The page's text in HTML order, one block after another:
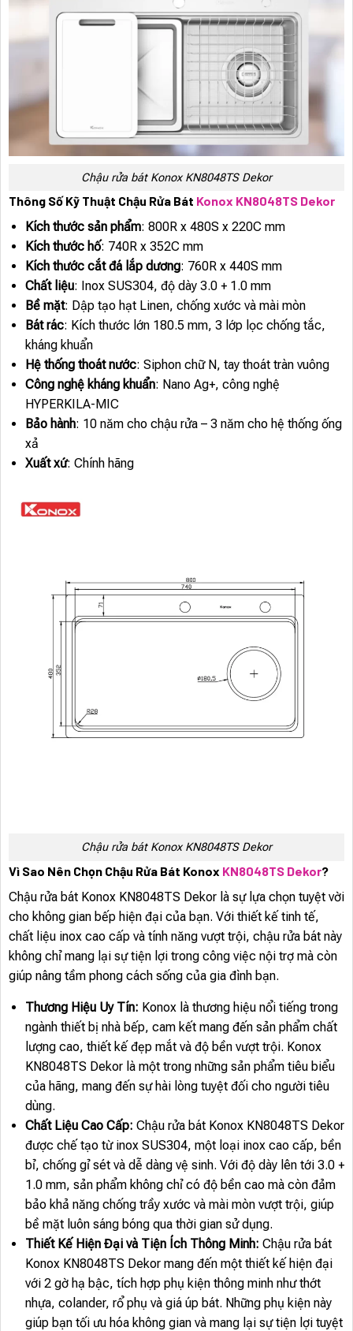
Chậu rửa bát Konox KN8048TS Dekor
Thông Số Kỹ Thuật Chậu Rửa Bát Konox KN8048TS Dekor
Kích thước sản phẩm: 800R x 480S x 220C mm
Kích thước hố: 740R x 352C mm
Kích thước cắt đá lắp dương: 760R x 440S mm
Chất liệu: Inox SUS304, độ dày 3.0 + 1.0 mm
Bề mặt: Dập tạo hạt Linen, chống xước và mài mòn
Bát rác: Kích thước lớn 180.5 mm, 3 lớp lọc chống tắc,
kháng khuẩn
Hệ thống thoát nước: Siphon chữ N, tay thoát tràn vuông
Công nghệ kháng khuẩn: Nano Ag+, công nghệ
HYPERKILA-MIC
Bảo hành: 10 năm cho chậu rửa – 3 năm cho hệ thống ống
xả
Xuất xứ: Chính hãng
Chậu rửa bát Konox KN8048TS Dekor
Vì Sao Nên Chọn Chậu Rửa Bát Konox KN8048TS Dekor?
Chậu rửa bát Konox KN8048TS Dekor là sự lựa chọn tuyệt vời
cho không gian bếp hiện đại của bạn. Với thiết kế tinh tế,
chất liệu inox cao cấp và tính năng vượt trội, chậu rửa bát này
không chỉ mang lại sự tiện lợi trong công việc nội trợ mà còn
giúp nâng tầm phong cách sống của gia đình bạn.
Thương Hiệu Uy Tín: Konox là thương hiệu nổi tiếng trong
ngành thiết bị nhà bếp, cam kết mang đến sản phẩm chất
lượng cao, thiết kế đẹp mắt và độ bền vượt trội. Konox
KN8048TS Dekor là một trong những sản phẩm tiêu biểu
của hãng, mang đến sự hài lòng tuyệt đối cho người tiêu
dùng.
Chất Liệu Cao Cấp: Chậu rửa bát Konox KN8048TS Dekor
được chế tạo từ inox SUS304, một loại inox cao cấp, bền
bỉ, chống gỉ sét và dễ dàng vệ sinh. Với độ dày lên tới 3.0 +
1.0 mm, sản phẩm không chỉ có độ bền cao mà còn đảm
bảo khả năng chống trầy xước và mài mòn vượt trội, giúp
bề mặt luôn sáng bóng qua thời gian sử dụng.
Thiết Kế Hiện Đại và Tiện Ích Thông Minh: Chậu rửa bát
Konox KN8048TS Dekor mang đến một thiết kế hiện đại
với 2 gờ hạ bậc, tích hợp phụ kiện thông minh như thớt
nhựa, colander, rổ phụ và giá úp bát. Những phụ kiện này
giúp bạn tối ưu hóa không gian và mang lại sự tiện lợi tuyệt